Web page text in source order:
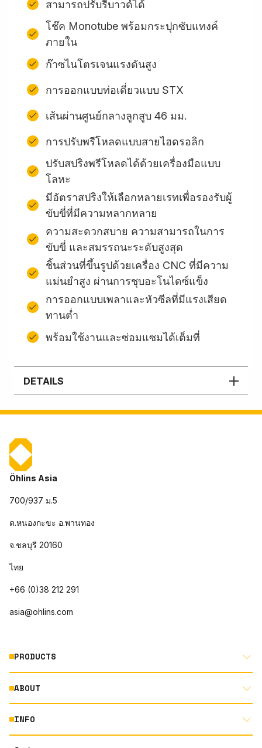
สามารถปรับรีบาวด์ได้
โช๊ค Monotube พร้อมกระปุกซับแทงค์
ภายใน
ก๊าซไนโตรเจนแรงดันสูง
การออกแบบท่อเดี่ยวแบบ STX
เส้นผ่านศูนย์กลางลูกสูบ 46 มม.
การปรับพรีโหลดแบบสายไฮดรอลิก
ปรับสปริงพรีโหลดได้ด้วยเครื่องมือแบบ
โลหะ
มีอัตราสปริงให้เลือกหลายเรทเพื่อรองรับผู้
ขับขี่ที่มีความหลากหลาย
ความสะดวกสบาย ความสามารถในการ
ขับขี่ และสมรรถนะระดับสูงสุด
ชิ้นส่วนที่ขึ้นรูปด้วยเครื่อง CNC ที่มีความ
แม่นยำสูง ผ่านการชุบอะโนไดซ์แข็ง
การออกแบบเพลาและหัวซีลที่มีแรงเสียด
ทานต่ำ
พร้อมใช้งานและซ่อมแซมได้เต็มที่
DETAILS
Öhlins Asia
700/937 ม.5
ต.หนองกะขะ อ.พานทอง
จ.ชลบุรี 20160
ไทย
+66 (0)38 212 291
asia@ohlins.com
PRODUCTS
MOTORCYCLE
AUTOMOTIVE
ABOUT
ABOUT US
INFO